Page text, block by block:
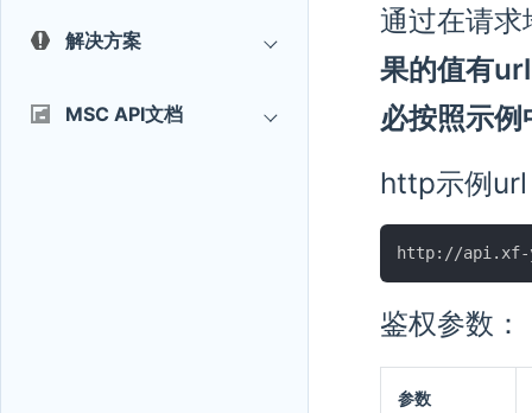
解决方案
MSC API文档
通过在请求
果的值有
必按照示
http示例
鉴权参数：
参数